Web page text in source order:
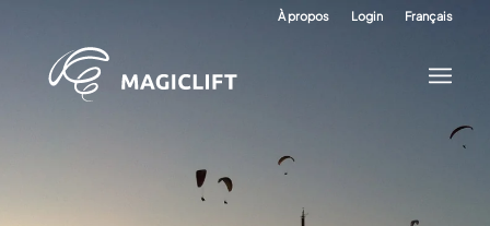
À propos Login Français